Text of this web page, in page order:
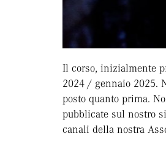
Il corso, inizialmente
2024 / gennaio 2025.
posto quanto prima.
pubblicate sul nostro
canali della nostra